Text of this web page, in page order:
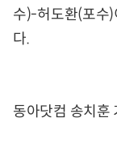
수)-허도환(포수)
다.
동아닷컴 송치